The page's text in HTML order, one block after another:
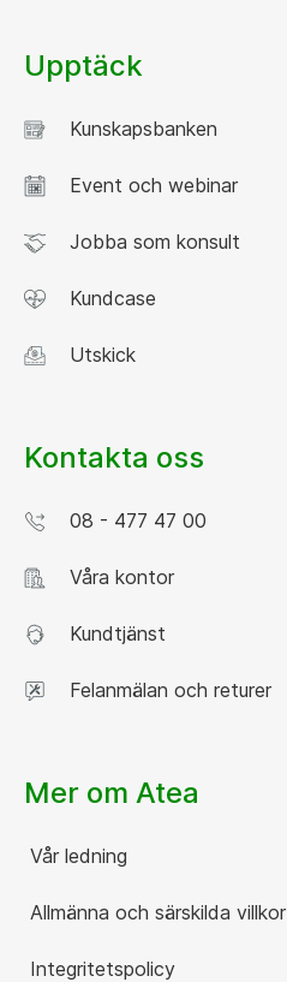
Upptäck
Kunskapsbanken
Event och webinar
Jobba som konsult
Kundcase
Utskick
Kontakta oss
08 - 477 47 00
Våra kontor
Kundtjänst
Felanmälan och returer
Mer om Atea
Vår ledning
Allmänna och särskilda villkor
Integritetspolicy